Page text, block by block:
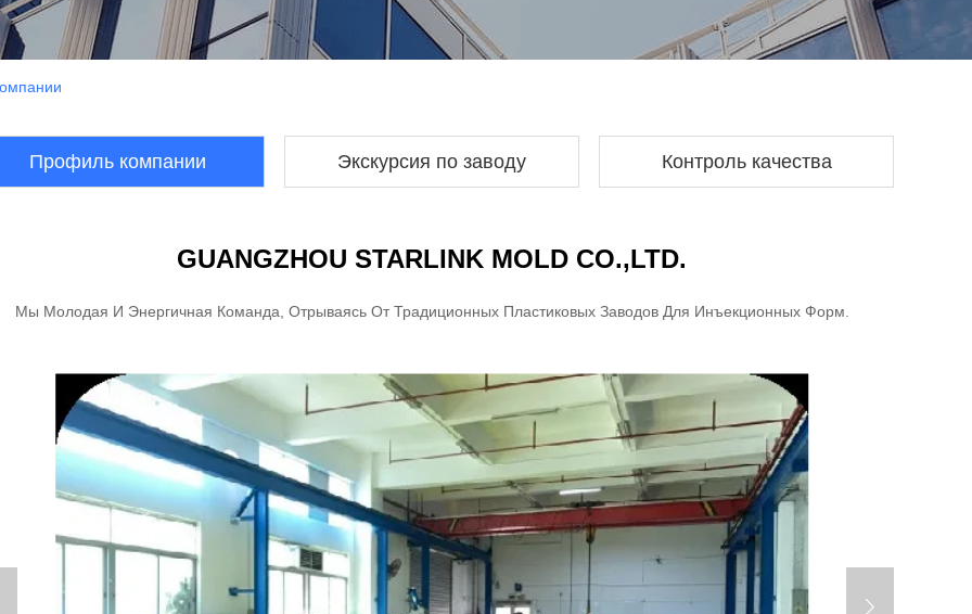
Профиль компании Экскурсия по заводу Контроль качества
GUANGZHOU STARLINK MOLD CO.,LTD.
Мы Молодая И Энергичная Команда, Отрываясь От Традиционных Пластиковых Заводов Для Инъекционных Форм.